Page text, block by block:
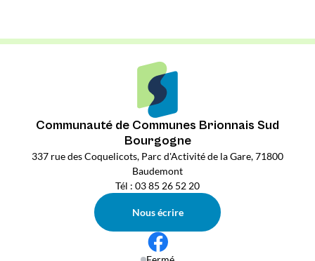
Communauté de Communes Brionnais Sud
Bourgogne
337 rue des Coquelicots, Parc d'Activité de la Gare, 71800
Baudemont
Tél : 03 85 26 52 20
Nous écrire